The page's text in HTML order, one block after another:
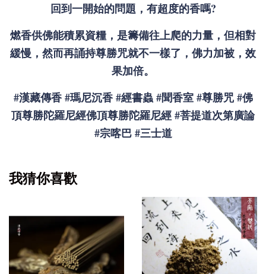
回到一開始的問題，有超度的香嗎?
燃香供佛能積累資糧，是籌備往上爬的力量，但相對
緩慢，然而再誦持尊勝咒就不一樣了，佛力加被，效
果加倍。
#漢藏傳香 #瑪尼沉香 #經書蟲 #聞香室 #尊勝咒 #佛
頂尊勝陀羅尼經佛頂尊勝陀羅尼經 #菩提道次第廣論
#宗喀巴 #三士道
我猜你喜歡